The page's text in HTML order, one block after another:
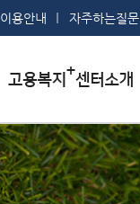
이용안내 자주하는질문
센터소장 인사말
센터에서 하는 일